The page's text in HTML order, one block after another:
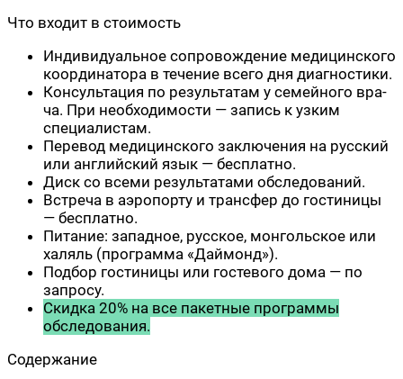
Что вхо­дит в стоимость
Инди­ви­ду­аль­ное сопро­вож­де­ние меди­цин­ско­го
коор­ди­на­то­ра в тече­ние все­го дня диагностики.
Кон­суль­та­ция по резуль­та­там у семей­но­го вра­
ча. При необ­хо­ди­мо­сти — запись к узким
специалистам.
Пере­вод меди­цин­ско­го заклю­че­ния на рус­ский
или англий­ский язык — бесплатно.
Диск со все­ми резуль­та­та­ми обследований.
Встре­ча в аэро­пор­ту и транс­фер до гости­ни­цы
— бесплатно.
Пита­ние: запад­ное, рус­ское, мон­голь­ское или
халяль (про­грам­ма «Дай­монд»).
Под­бор гости­ни­цы или госте­во­го дома — по
запросу.
Скид­ка 20% на все пакет­ные про­грам­мы
обследования.
Содер­жа­ние